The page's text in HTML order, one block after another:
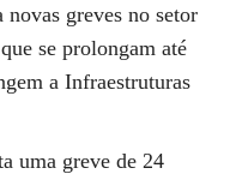
greves no setor
se prolongam até
a Infraestruturas
uma greve de 24